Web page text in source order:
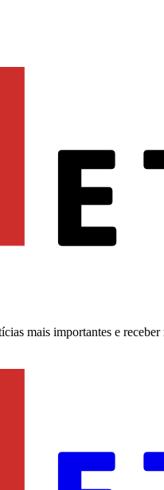
mais importantes e receber